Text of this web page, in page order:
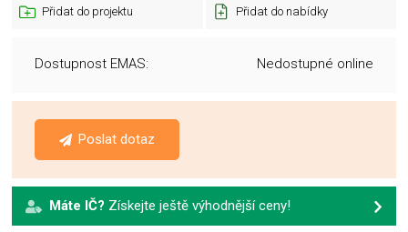
Přidat do projektu Přidat do nabídky
Dostupnost EMAS: Nedostupné online
Poslat dotaz
Máte IČ? Získejte ještě výhodnější ceny!